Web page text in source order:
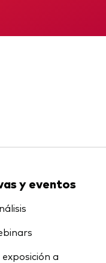
y eventos
a